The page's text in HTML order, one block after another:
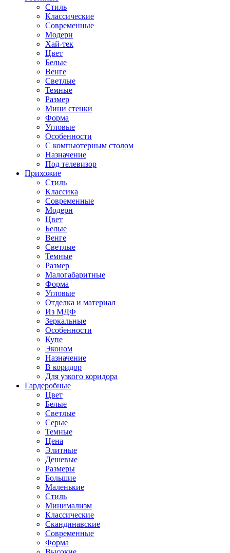
Стиль
Классические
Современные
Модерн
Хай-тек
Цвет
Белые
Венге
Светлые
Темные
Размер
Мини стенки
Форма
Угловые
Особенности
С компьютерным столом
Назначение
Под телевизор
Прихожие
Стиль
Классика
Современные
Модерн
Цвет
Белые
Венге
Светлые
Темные
Размер
Малогабаритные
Форма
Угловые
Отделка и материал
Из МДФ
Зеркальные
Особенности
Купе
Эконом
Назначение
В коридор
Для узкого коридора
Гардеробные
Цвет
Белые
Светлые
Серые
Темные
Цена
Элитные
Дешевые
Размеры
Большие
Маленькие
Стиль
Минимализм
Классические
Скандинавские
Современные
Форма